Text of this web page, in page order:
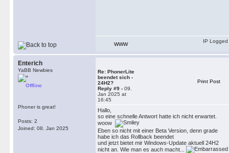
WWW
IP Logged
Enterich
YaBB Newbies
Offline
Phoner is great!
Posts: 2
Joined: 08. Jan 2025
Re: PhonerLite
beendet sich -
24H2?
Reply #9 - 09.
Jan 2025 at
16:45
Print Post
Hallo,
so eine schnelle Antwort hatte ich nicht erwartet.
woow
Eben so nicht mit einer Beta Version, denn grade
habe ich das Rollback beendet
und jetzt bietet mir Windows-Update aktuell 24H2
nicht an. Wie man es auch macht...